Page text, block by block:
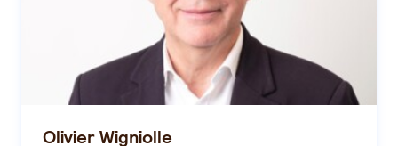
Olivier Wigniolle